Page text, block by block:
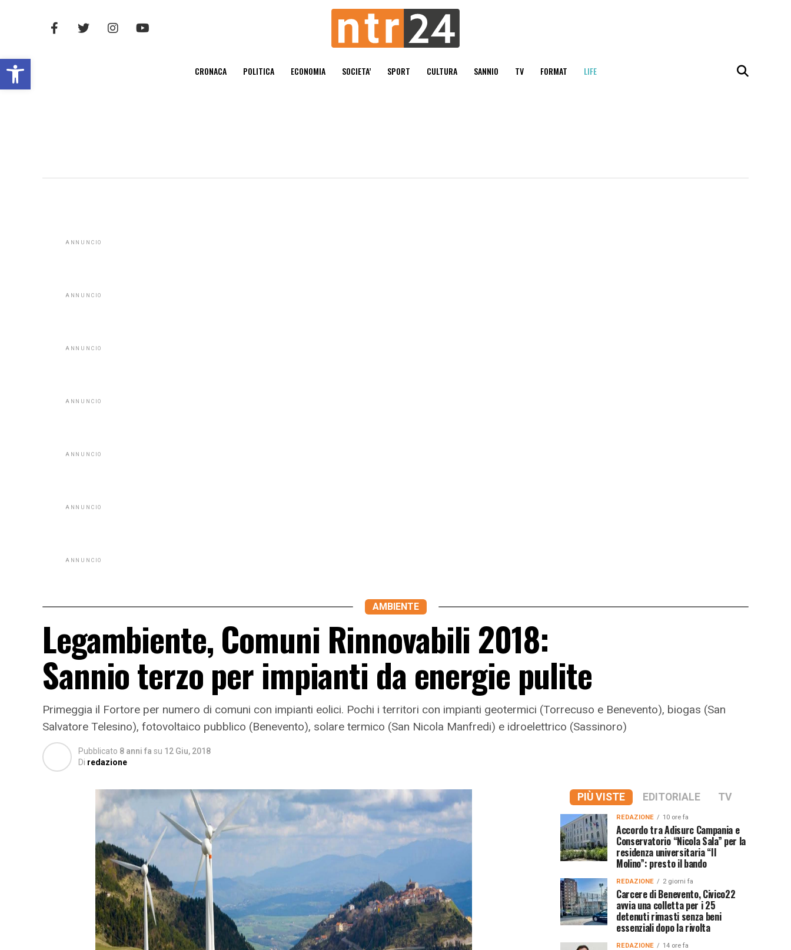
Open toolbar CRONACA POLITICA ECONOMIA SOCIETA’ SPORT CULTURA SANNIO TV FORMAT LIFE
ANNUNCIO
ANNUNCIO
ANNUNCIO
ANNUNCIO
ANNUNCIO
ANNUNCIO
ANNUNCIO
AMBIENTE
Legambiente, Comuni Rinnovabili 2018:
Sannio terzo per impianti da energie pulite
Primeggia il Fortore per numero di comuni con impianti eolici. Pochi i territori con impianti geotermici (Torrecuso e Benevento), biogas (San
Salvatore Telesino), fotovoltaico pubblico (Benevento), solare termico (San Nicola Manfredi) e idroelettrico (Sassinoro)
Pubblicato 8 anni fa su 12 Giu, 2018
Di redazione
PIÙ VISTE EDITORIALE TV
REDAZIONE 10 ore fa
Accordo tra Adisurc Campania e
Conservatorio “Nicola Sala” per la
residenza universitaria “Il
Molino”: presto il bando
REDAZIONE 2 giorni fa
Carcere di Benevento, Civico22
avvia una colletta per i 25
detenuti rimasti senza beni
essenziali dopo la rivolta
REDAZIONE 14 ore fa